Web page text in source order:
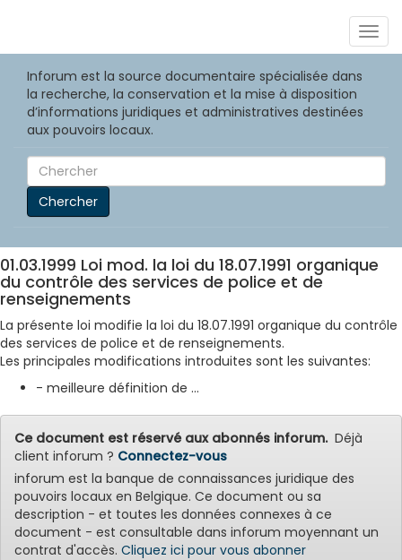
Inforum est la source documentaire spécialisée dans
la recherche, la conservation et la mise à disposition
d’informations juridiques et administratives destinées
aux pouvoirs locaux.
Chercher
01.03.1999 Loi mod. la loi du 18.07.1991 organique
du contrôle des services de police et de
renseignements
La présente loi modifie la loi du 18.07.1991 organique du contrôle
des services de police et de renseignements.
Les principales modifications introduites sont les suivantes:
- meilleure définition de ...
Ce document est réservé aux abonnés inforum.Déjà
client inforum ? Connectez-vous
inforum est la banque de connaissances juridique des
pouvoirs locaux en Belgique. Ce document ou sa
description - et toutes les données connexes à ce
document - est consultable dans inforum moyennant un
contrat d'accès. Cliquez ici pour vous abonner